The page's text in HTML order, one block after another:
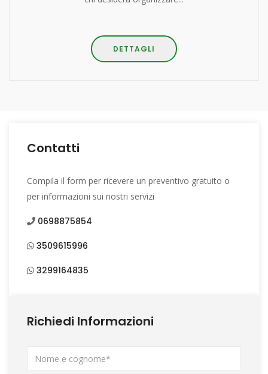
DETTAGLI
Contatti
Compila il form per ricevere un preventivo gratuito o
per informazioni sui nostri servizi
0698875854
3509615996
3299164835
Richiedi Informazioni